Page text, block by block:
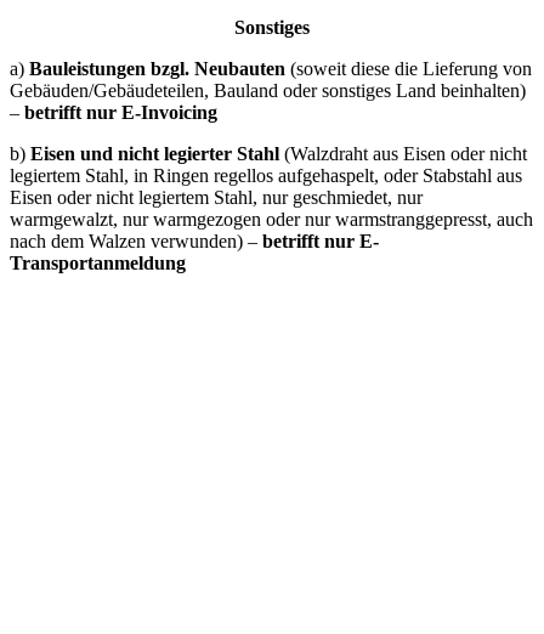
Sonstiges
a) Bauleistungen bzgl. Neubauten (soweit diese die Lieferung von
Gebäuden/Gebäudeteilen, Bauland oder sonstiges Land beinhalten)
– betrifft nur E-Invoicing
b) Eisen und nicht legierter Stahl (Walzdraht aus Eisen oder nicht
legiertem Stahl, in Ringen regellos aufgehaspelt, oder Stabstahl aus
Eisen oder nicht legiertem Stahl, nur geschmiedet, nur
warmgewalzt, nur warmgezogen oder nur warmstranggepresst, auch
nach dem Walzen verwunden) – betrifft nur E-
Transportanmeldung